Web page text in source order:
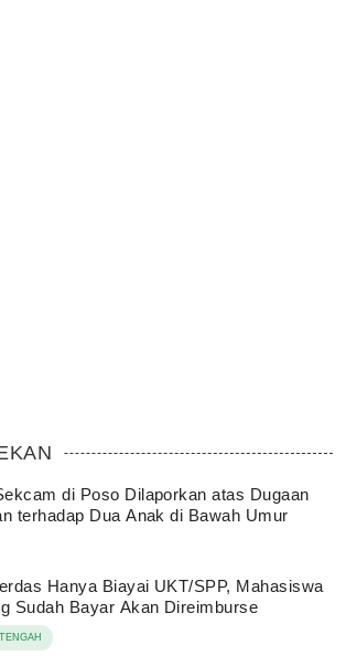
di Poso Dilaporkan atas Dugaan
terhadap Dua Anak di Bawah Umur
Hanya Biayai UKT/SPP, Mahasiswa
Sudah Bayar Akan Direimburse